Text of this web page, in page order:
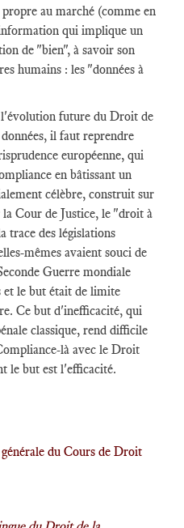
au marché (comme en
qui implique un
de "bien", à savoir son
humains : les "données à
l'évolution future du Droit de
il faut reprendre
européenne, qui
en bâtissant un
célèbre, construit sur
Cour de Justice, le "droit à
trace des législations
mêmes avaient souci de
Guerre mondiale
et le but était de limite
Ce but d'inefficacité, qui
classique, rend difficile
là avec le Droit
le but est l'efficacité.
du Cours de Droit